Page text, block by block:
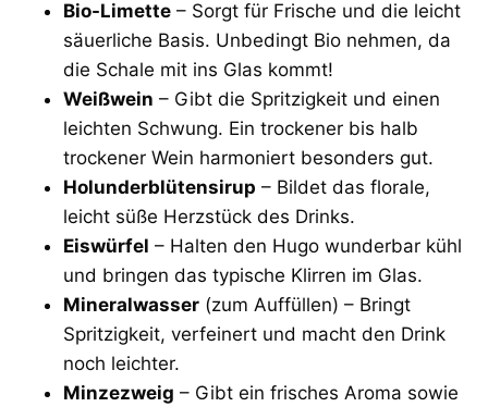
Bio-Limette – Sorgt für Frische und die leicht
säuerliche Basis. Unbedingt Bio nehmen, da
die Schale mit ins Glas kommt!
Weißwein – Gibt die Spritzigkeit und einen
leichten Schwung. Ein trockener bis halb
trockener Wein harmoniert besonders gut.
Holunderblütensirup – Bildet das florale,
leicht süße Herzstück des Drinks.
Eiswürfel – Halten den Hugo wunderbar kühl
und bringen das typische Klirren im Glas.
Mineralwasser (zum Auffüllen) – Bringt
Spritzigkeit, verfeinert und macht den Drink
noch leichter.
Minzezweig – Gibt ein frisches Aroma sowie